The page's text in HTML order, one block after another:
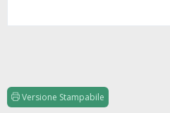
Versione Stampabile